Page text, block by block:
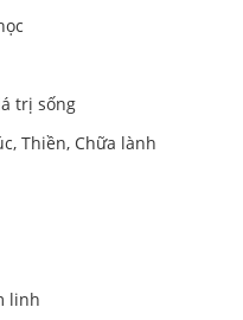
trị sống
Thiền, Chữa lành
linh